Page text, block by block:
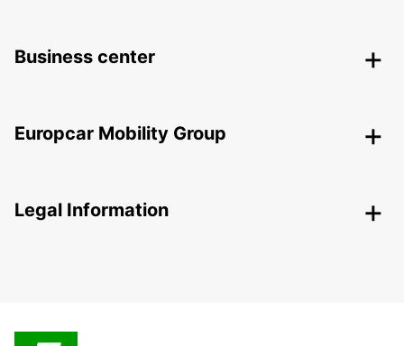
Business center
Europcar Mobility Group
Legal Information